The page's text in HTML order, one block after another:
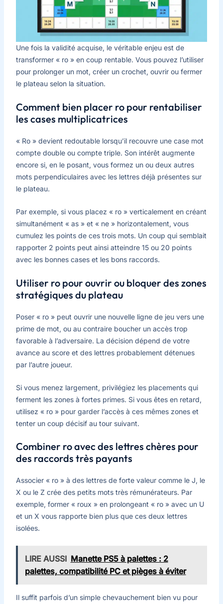
Une fois la validité acquise, le véritable enjeu est de
transformer « ro » en coup rentable. Vous pouvez l’utiliser
pour prolonger un mot, créer un crochet, ouvrir ou fermer
le plateau selon la situation.
Comment bien placer ro pour rentabiliser
les cases multiplicatrices
« Ro » devient redoutable lorsqu’il recouvre une case mot
compte double ou compte triple. Son intérêt augmente
encore si, en le posant, vous formez un ou deux autres
mots perpendiculaires avec les lettres déjà présentes sur
le plateau.
Par exemple, si vous placez « ro » verticalement en créant
simultanément « as » et « ne » horizontalement, vous
cumulez les points de ces trois mots. Un coup qui semblait
rapporter 2 points peut ainsi atteindre 15 ou 20 points
avec les bonnes cases et les bons raccords.
Utiliser ro pour ouvrir ou bloquer des zones
stratégiques du plateau
Poser « ro » peut ouvrir une nouvelle ligne de jeu vers une
prime de mot, ou au contraire boucher un accès trop
favorable à l’adversaire. La décision dépend de votre
avance au score et des lettres probablement détenues
par l’autre joueur.
Si vous menez largement, privilégiez les placements qui
ferment les zones à fortes primes. Si vous êtes en retard,
utilisez « ro » pour garder l’accès à ces mêmes zones et
tenter un coup décisif au tour suivant.
Combiner ro avec des lettres chères pour
des raccords très payants
Associer « ro » à des lettres de forte valeur comme le J, le
X ou le Z crée des petits mots très rémunérateurs. Par
exemple, former « roux » en prolongeant « ro » avec un U
et un X vous rapporte bien plus que ces deux lettres
isolées.
LIRE AUSSI Manette PS5 à palettes : 2
palettes, compatibilité PC et pièges à éviter
Il suffit parfois d’un simple chevauchement bien vu pour